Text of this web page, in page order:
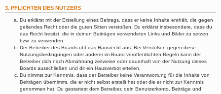
3. PFLICHTEN DES NUTZERS
Du erklärst mit der Erstellung eines Beitrags, dass er keine Inhalte enthält, die gegen
geltendes Recht oder die guten Sitten verstoßen. Du erklärst insbesondere, dass du
das Recht besitzt, die in deinen Beiträgen verwendeten Links und Bilder zu setzen
bzw. zu verwenden.
Der Betreiber des Boards übt das Hausrecht aus. Bei Verstößen gegen diese
Nutzungsbedingungen oder anderer im Board veröffentlichten Regeln kann der
Betreiber dich nach Abmahnung zeitweise oder dauerhaft von der Nutzung dieses
Boards ausschließen und dir ein Hausverbot erteilen.
Du nimmst zur Kenntnis, dass der Betreiber keine Verantwortung für die Inhalte von
Beiträgen übernimmt, die er nicht selbst erstellt hat oder die er nicht zur Kenntnis
genommen hat. Du gestattest dem Betreiber, dein Benutzerkonto, Beiträge und